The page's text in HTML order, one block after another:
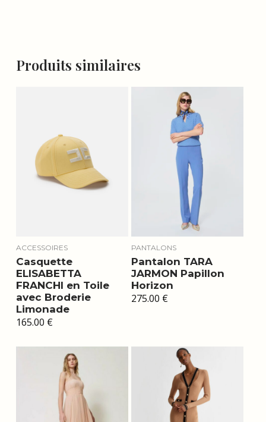
Produits similaires
ACCESSOIRES
Casquette
ELISABETTA
FRANCHI en Toile
avec Broderie
Limonade
165.00 €
PANTALONS
Pantalon TARA
JARMON Papillon
Horizon
275.00 €